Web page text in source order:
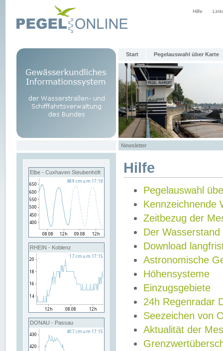
Hilfe
Start Pegelauswahl über Karte
Newsletter
Elbe - Cuxhaven Steubenhöft
RHEIN - Koblenz
DONAU - Passau
Hilfe
Pegelauswahl
Kennzeichnende
Zeitbezug der
Der Wasserstand
Download
Astronomische
Höhensysteme
Einzugsgebiete
24h Regenradar
Seezeichen von
Aktualität der